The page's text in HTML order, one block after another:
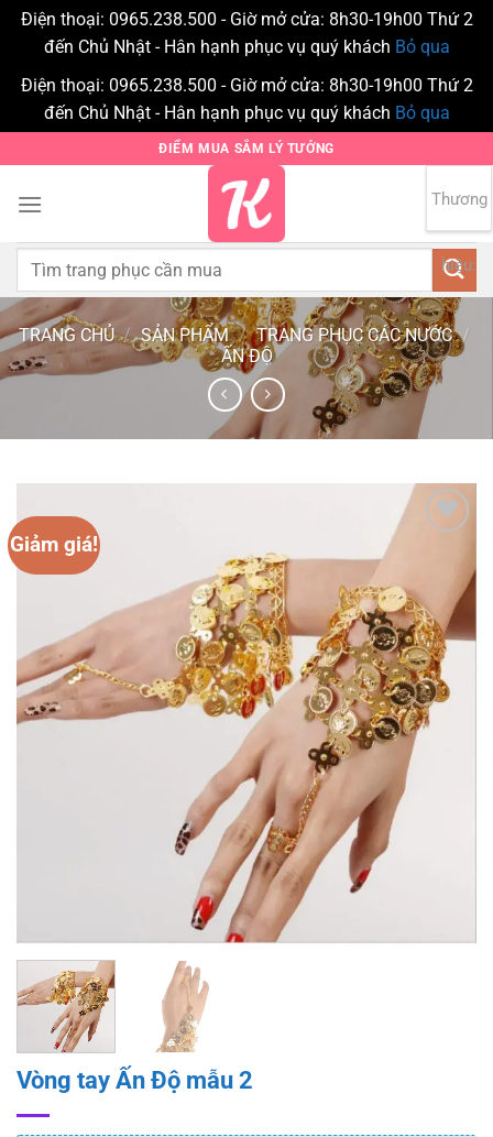
Điện thoại: 0965.238.500 - Giờ mở cửa: 8h30-19h00 Thứ 2
đến Chủ Nhật - Hân hạnh phục vụ quý khách Bỏ qua
Điện thoại: 0965.238.500 - Giờ mở cửa: 8h30-19h00 Thứ 2
đến Chủ Nhật - Hân hạnh phục vụ quý khách Bỏ qua
qua
nội
ĐIỂM MUA SẮM LÝ TƯỞNG
0
Tìm
TRANG CHỦ / SẢN PHẨM / TRANG PHỤC CÁC NƯỚC /
ẤN ĐỘ
Giảm giá!
Vòng tay Ấn Độ mẫu 2
Thương
hiệu: